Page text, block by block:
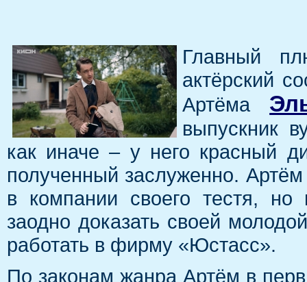
Главный
актёрский
Артёма
выпускник
как иначе – у него красный
полученный заслуженно.
в компании своего тестя, но
заодно доказать своей
работать в фирму «Юстасс».
По законам жанра Артём в